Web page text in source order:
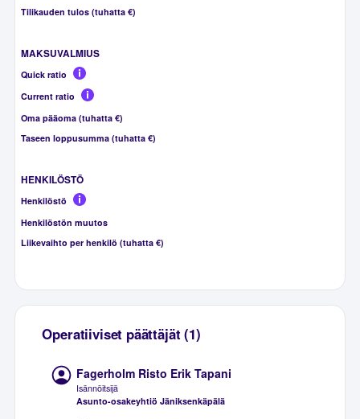
Tilikauden tulos (tuhatta €)
MAKSUVALMIUS
Quick ratio
Current ratio
Oma pääoma (tuhatta €)
Taseen loppusumma (tuhatta €)
HENKILÖSTÖ
Henkilöstö
Henkilöstön muutos
Liikevaihto per henkilö (tuhatta €)
Operatiiviset päättäjät (1)
Fagerholm Risto Erik Tapani
Isännöitsijä
Asunto-osakeyhtiö Jäniksenkäpälä